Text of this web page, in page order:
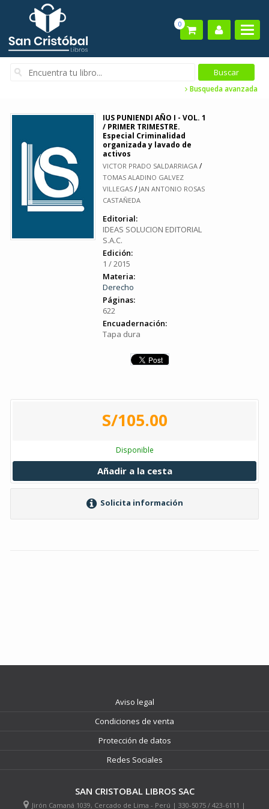
0
Busqueda avanzada
IUS PUNIENDI AÑO I - VOL. 1
/ PRIMER TRIMESTRE.
Especial Criminalidad
organizada y lavado de
activos
VICTOR PRADO SALDARRIAGA /
TOMAS ALADINO GALVEZ
VILLEGAS / JAN ANTONIO ROSAS
CASTAÑEDA
Editorial:
IDEAS SOLUCION EDITORIAL
S.A.C.
Edición:
1 / 2015
Materia:
Derecho
Páginas:
622
Encuadernación:
Tapa dura
S/105.00
Disponible
Añadir a la cesta
Solicita información
Aviso legal
Condiciones de venta
Protección de datos
Redes Sociales
SAN CRISTOBAL LIBROS SAC
Jirón Camaná 1039, Cercado de Lima - Perú | 330-5075 / 423-6111 |